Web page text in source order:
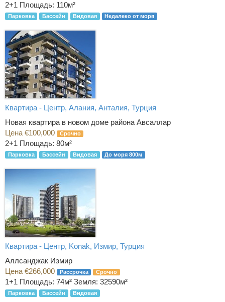
2+1 Площадь: 110м²
Парковка Бассейн Видовая Недалеко от моря
Квартира - Центр, Алания, Анталия, Турция
Новая квартира в новом доме района Авсаллар
Цена €100,000
Срочно
2+1 Площадь: 80м²
Парковка Бассейн Видовая До моря 800м
Квартира - Центр, Konak, Измир, Турция
Аллсанджак Измир
Цена €266,000
Рассрочка Срочно
1+1 Площадь: 74м² Земля: 32590м²
Парковка Бассейн Видовая